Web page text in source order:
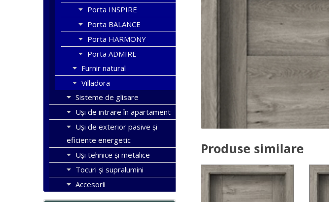
Produse similare
Porta INSPIRE
Porta BALANCE
Porta HARMONY
Porta ADMIRE
Furnir natural
Villadora
Sisteme de glisare
Uși de intrare în apartament
Uşi de exterior pasive şi
eficiente energetic
Uși tehnice și metalice
Tocuri şi supralumini
Accesorii